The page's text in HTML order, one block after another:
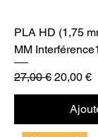
PLA HD (1,75
MM
Prix original
27,00 € Prix
20,00 €